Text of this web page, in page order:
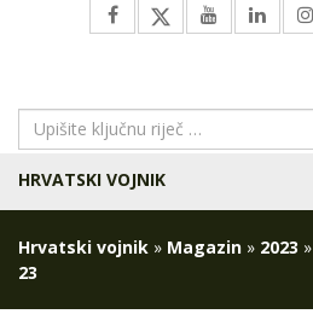
HRVATSKI VOJNIK
Hrvatski vojnik » Magazin » 2023 »
23